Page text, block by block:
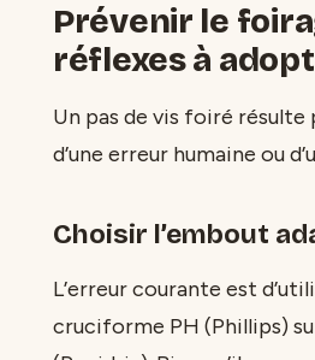
Prévenir le
réflexes à
Un pas de vis foiré résulte
d’une erreur humaine ou
Choisir l’embout
L’erreur courante est
cruciforme PH (Phillips)